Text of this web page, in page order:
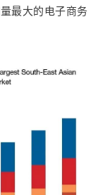
最大的电子商务